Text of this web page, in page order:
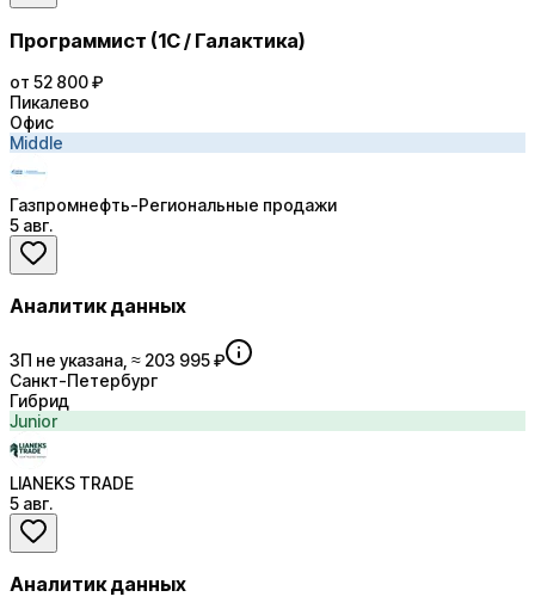
Программист (1С / Галактика)
от 52 800 ₽
Пикалево
Офис
Middle
Газпромнефть-Региональные продажи
5 авг.
Аналитик данных
ЗП не указана, ≈ 203 995 ₽
Санкт-Петербург
Гибрид
Junior
LIANEKS TRADE
5 авг.
Аналитик данных